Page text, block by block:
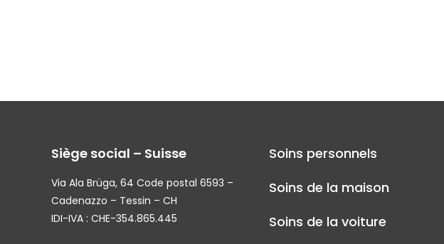
Siège social – Suisse
Via Ala Brüga, 64 Code postal 6593 –
Cadenazzo – Tessin – CH
IDI-IVA : CHE-354.865.445
Soins personnels
Soins de la maison
Soins de la voiture